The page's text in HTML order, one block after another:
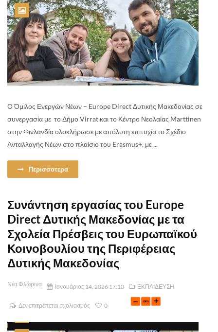
Ο Όμιλος Ενεργών Νέων – Europe Direct Δυτικής Μακεδονίας σε
συνεργασία με το Δήμο Virrat και το Κέντρο Νεολαίας Marttinen
στην Φινλανδία ολοκλήρωσε με απόλυτη επιτυχία το Σχέδιο
Ανταλλαγής Νέων στο πλαίσιο του Erasmus+, με ...
Περισσοτερα
Συνάντηση εργασίας του Europe
Direct Δυτικής Μακεδονίας με τα
Σχολεία Πρέσβεις του Ευρωπαϊκού
Κοινοβουλίου της Περιφέρειας
Δυτικής Μακεδονίας
Νέα Φλώρινα Ιανουάριος 14, 2026 17:10 ΕΚΠΑΙΔΕΥΣΗ
Δεν επιτρέπεται σχολιασμός 0